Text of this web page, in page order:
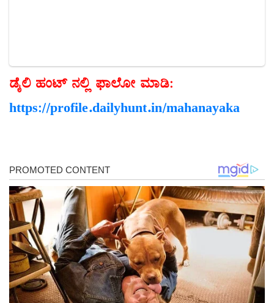
ಡೈಲಿ ಹಂಟ್ ನಲ್ಲಿಫಾಲೋ ಮಾಡಿ:
https://profile.dailyhunt.in/mahanayaka